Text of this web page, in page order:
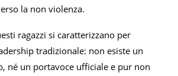
la non violenza.
ragazzi si caratterizzano per
tradizionale: non esiste un
né un portavoce ufficiale e pur non